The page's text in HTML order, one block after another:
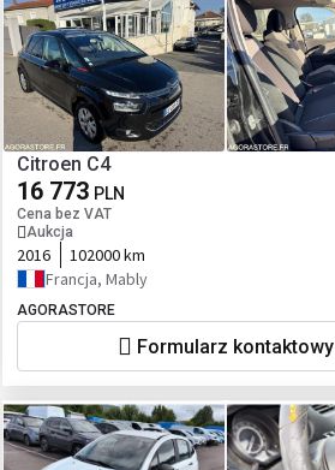
Citroen C4
16 773 PLN
Cena bez VAT
Aukcja
2016
102000 km
Francja, Mably
AGORASTORE
Formularz kontaktowy